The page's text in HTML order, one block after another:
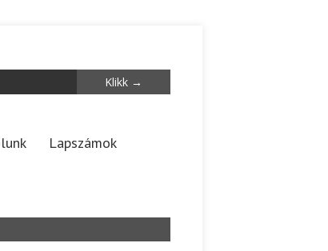
Lapszámok